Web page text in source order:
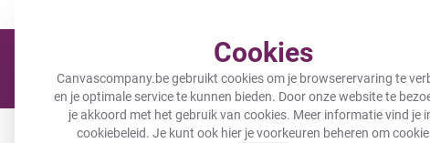
Cookies
Canvascompany.be gebruikt cookies om je browserervaring te
en je optimale service te kunnen bieden. Door onze website te
je akkoord met het gebruik van cookies. Meer informatie vind je
cookiebeleid. Je kunt ook hier je voorkeuren beheren om
Canvas Tuinposters Inductiebeschermer Canvas